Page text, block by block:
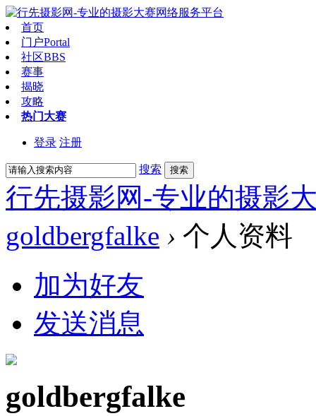
首页
门户Portal
社区BBS
赛事
揭晓
攻略
热门大赛
登录 注册
搜索 搜索
行先摄影网-专业的摄影
goldbergfalke › 个人资料
加为好友
发送消息
goldbergfalke